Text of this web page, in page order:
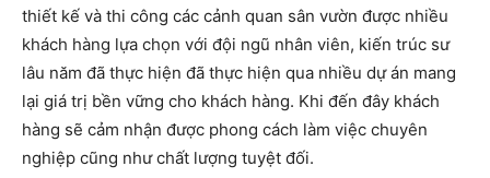
thiết kế và thi công các cảnh quan sân vườn được nhiều
khách hàng lựa chọn với đội ngũ nhân viên, kiến ​​trúc sư
lâu năm đã thực hiện đã thực hiện qua nhiều dự án mang
lại giá trị bền vững cho khách hàng. Khi đến đây khách
hàng sẽ cảm nhận được phong cách làm việc chuyên
nghiệp cũng như chất lượng tuyệt đối.